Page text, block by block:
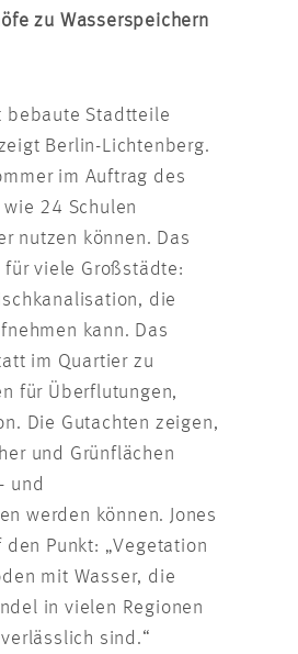
zu Wasserspeichern
bebaute Stadtteile
Berlin-Lichtenberg.
im Auftrag des
24 Schulen
nutzen können. Das
viele Großstädte:
die
kann. Das
im Quartier zu
für Überflutungen,
Die Gutachten zeigen,
und Grünflächen
und
werden können. Jones
Punkt: „Vegetation
mit Wasser, die
in vielen Regionen
sind.“